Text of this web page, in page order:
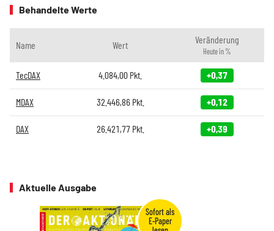
Behandelte Werte
Name Wert Veränderung
Heute in %
TecDAX 4.084,00 Pkt. +0,37
MDAX 32.446,86Pkt. +0,12
DAX 26.421,77Pkt. +0,39
Aktuelle Ausgabe